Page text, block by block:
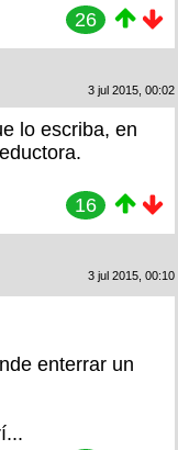
26
3 jul 2015, 00:02
lo escriba, en
16
3 jul 2015, 00:10
enterrar un